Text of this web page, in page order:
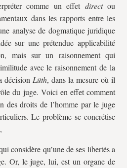
comme un effet directou
dans les rapports entre les
analyse de dogmatique juridique
sur une prétendue applicabilité
mais sur un raisonnement qui
avec le raisonnement de la
décision Lüth, dans la mesure où il
du juge. Voici en effet comment
des droits de l’homme par le juge
Le problème se concrétise
considère qu’une de ses libertés a
Or, le juge, lui, est un organe de